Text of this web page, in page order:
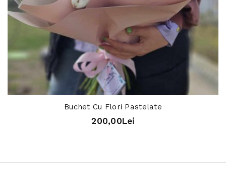
Buchet Cu Flori Pastelate
200,00Lei